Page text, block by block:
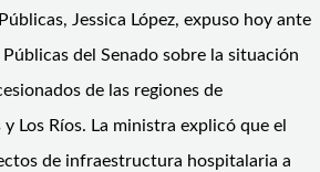
Jessica López, expuso hoy ante
del Senado sobre la situación
de las regiones de
Los Ríos. La ministra explicó que el
de infraestructura hospitalaria a